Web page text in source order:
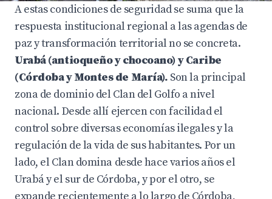
A estas condiciones de seguridad se suma que la
respuesta institucional regional a las agendas de
paz y transformación territorial no se concreta.
Urabá (antioqueño y chocoano) y Caribe
(Córdoba y Montes de María). Son la principal
zona de dominio del Clan del Golfo a nivel
nacional. Desde allí ejercen con facilidad el
control sobre diversas economías ilegales y la
regulación de la vida de sus habitantes. Por un
lado, el Clan domina desde hace varios años el
Urabá y el sur de Córdoba, y por el otro, se
expande recientemente a lo largo de Córdoba,